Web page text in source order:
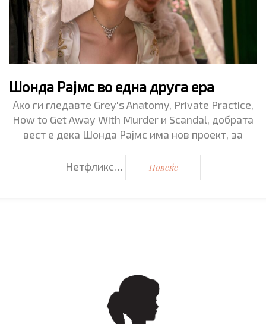
Шонда Рајмс во една друга ера
Ако ги гледавте Grey's Anatomy, Private Practice,
How to Get Away With Murder и Scandal, добрата
вест е дека Шонда Рајмс има нов проект, за
Нетфликс… Повеќе